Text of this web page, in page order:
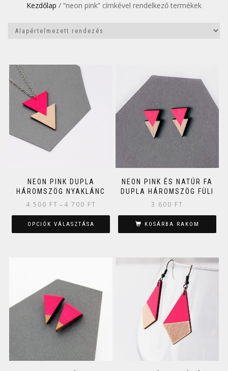
Kezdőlap / “neon pink” címkével rendelkező termékek
NEON PINK DUPLA
HÁROMSZÖG NYAKLÁNC
4 500 FT – 4 700 FT
OPCIÓK VÁLASZTÁSA
NEON PINK ÉS NATÚR FA
DUPLA HÁROMSZÖG FÜLI
3 600 FT
KOSÁRBA RAKOM